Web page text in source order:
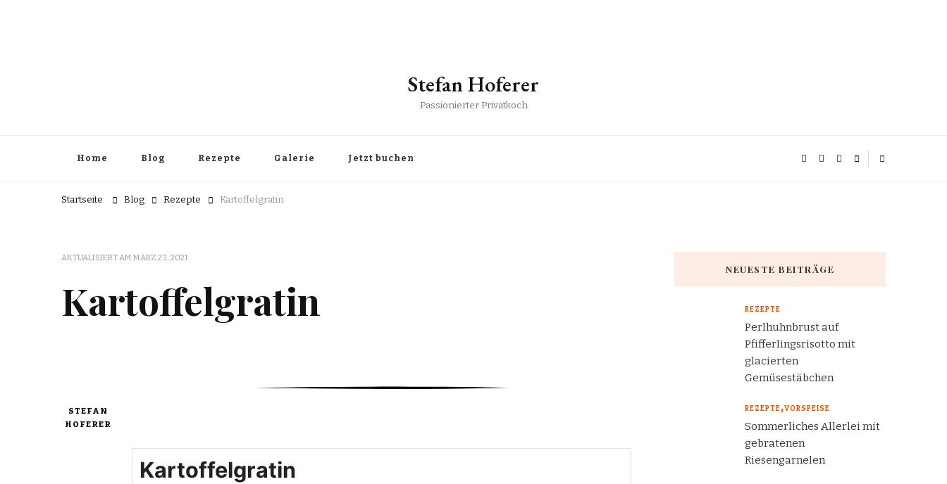
Stefan Hoferer
Passionierter Privatkoch
Home Blog Rezepte Galerie Jetzt buchen
Startseite Blog Rezepte Kartoffelgratin
AKTUALISIERT AM MÄRZ 23, 2021
Kartoffelgratin
STEFAN
HOFERER
Kartoffelgratin
NEUESTE BEITRÄGE
REZEPTE
Perlhuhnbrust auf
Pfifferlingsrisotto mit
glacierten
Gemüsestäbchen
REZEPTE VORSPEISE
Sommerliches Allerlei mit
gebratenen
Riesengarnelen